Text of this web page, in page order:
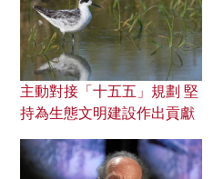
主動對接「十五五」規劃 堅
持為生態文明建設作出貢獻